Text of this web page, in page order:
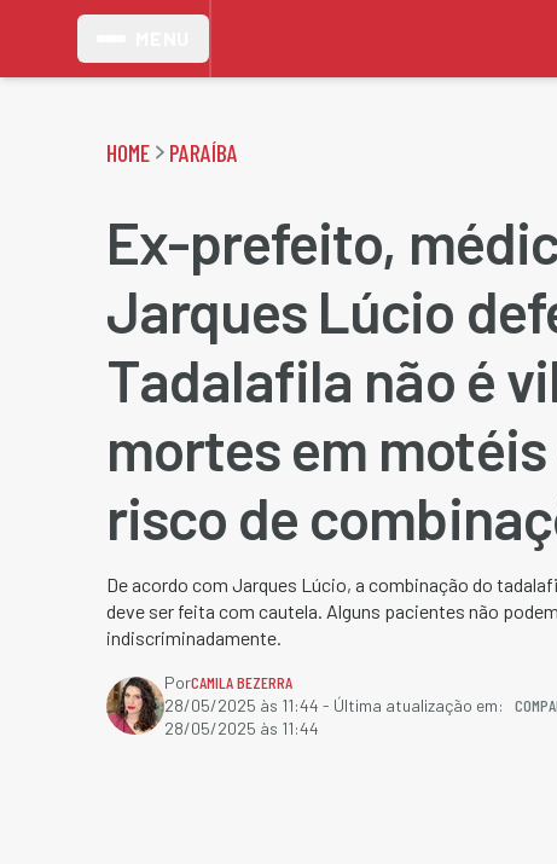
HOME PARAÍBA
Ex-prefeito,
Jarques Lúcio
Tadalafila não é
mortes em
risco de
De acordo com Jarques Lúcio, a combinação do
deve ser feita com cautela. Alguns pacientes não
indiscriminadamente.
PorCAMILA BEZERRA
28/05/2025 às 11:44 - Última atualização em:
28/05/2025 às 11:44